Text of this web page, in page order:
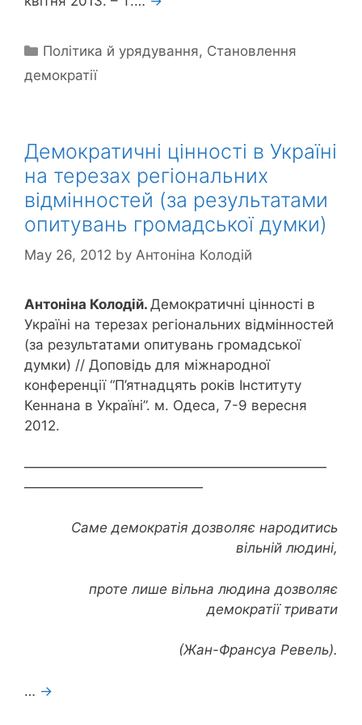
Categories
Політика й урядування, Становлення
демократії
Демократичні цінності в Україні
на терезах регіональних
відмінностей (за результатами
опитувань громадської думки)
May 26, 2012 by Антоніна Колодій
Антоніна Колодій. Демократичні цінності в
Україні на терезах регіональних відмінностей
(за результатами опитувань громадської
думки) // Доповідь для міжнародної
конференції “П’ятнадцять років Інституту
Кеннана в Україні”. м. Одеса, 7-9 вересня
2012.
——————————————————————
—————————————
Саме демократія дозволяє народитись
вільній людині,
проте лише вільна людина дозволяє
демократії тривати
(Жан-Франсуа Ревель).
… →